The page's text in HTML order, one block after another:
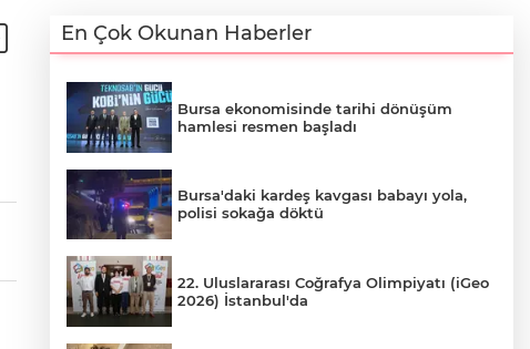
En Çok Okunan Haberler
Bursa ekonomisinde tarihi dönüşüm
hamlesi resmen başladı
Bursa'daki kardeş kavgası babayı yola,
polisi sokağa döktü
22. Uluslararası Coğrafya Olimpiyatı (iGeo
2026) İstanbul'da